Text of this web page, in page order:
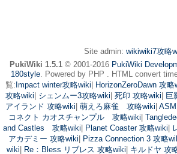
Site admin: wikiwiki7攻略
PukiWiki 1.5.1© 2001-2016 PukiWiki
180style. Powered by PHP . HTML convert
覧: Impact winter攻略wiki HorizonZeroDawn 攻略
攻略wiki シェンムー3攻略wiki 死印 攻略wiki 巨
アイランド 攻略wiki 萌えろ麻雀 攻略wiki
コネクト カオスチャンプル 攻略wiki
and Castles 攻略wiki
Planet Coaster 攻略wiki
アカデミー 攻略wiki
Pizza Connection 3 攻略
wiki
Re：Bless リブレス 攻略wiki キルドヤ 攻